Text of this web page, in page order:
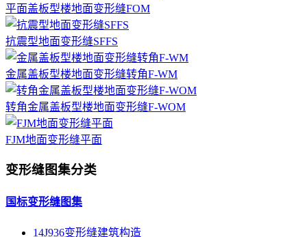
平面盖板型楼地面变形缝FOM
抗震型地面变形缝SFFS
金属盖板型楼地面变形缝转角F-WM
转角金属盖板型楼地面变形缝F-WOM
FJM地面变形缝平面
变形缝图集分类
国标变形缝图集
14J936变形缝建筑构造